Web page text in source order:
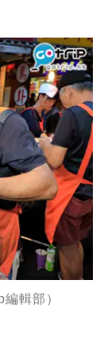
輯部）